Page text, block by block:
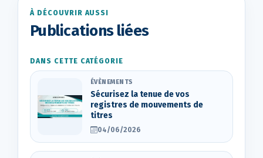
À DÉCOUVRIR AUSSI
Publications liées
DANS CETTE CATÉGORIE
ÉVÈNEMENTS
Sécurisez la tenue de vos
registres de mouvements de
titres
04/06/2026